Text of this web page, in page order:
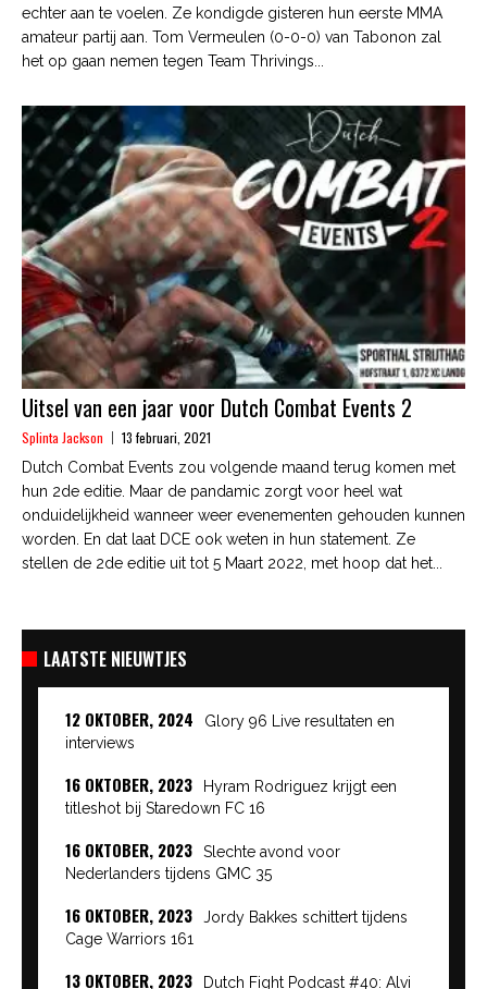
echter aan te voelen. Ze kondigde gisteren hun eerste MMA
amateur partij aan. Tom Vermeulen (0-0-0) van Tabonon zal
het op gaan nemen tegen Team Thrivings...
Uitsel van een jaar voor Dutch Combat Events 2
Splinta Jackson 13 februari, 2021
Dutch Combat Events zou volgende maand terug komen met
hun 2de editie. Maar de pandamic zorgt voor heel wat
onduidelijkheid wanneer weer evenementen gehouden kunnen
worden. En dat laat DCE ook weten in hun statement. Ze
stellen de 2de editie uit tot 5 Maart 2022, met hoop dat het...
LAATSTE NIEUWTJES
12 OKTOBER, 2024
Glory 96 Live resultaten en
interviews
16 OKTOBER, 2023
Hyram Rodriguez krijgt een
titleshot bij Staredown FC 16
16 OKTOBER, 2023
Slechte avond voor
Nederlanders tijdens GMC 35
16 OKTOBER, 2023
Jordy Bakkes schittert tijdens
Cage Warriors 161
13 OKTOBER, 2023
Dutch Fight Podcast #40: Alvi